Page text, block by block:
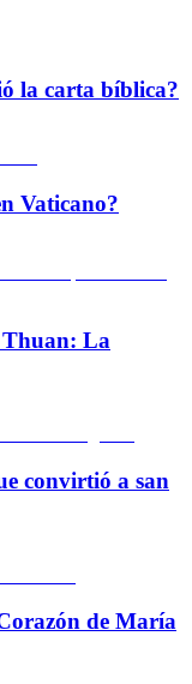
la carta bíblica?
Vaticano?
Thuan: La
convirtió a san
de María